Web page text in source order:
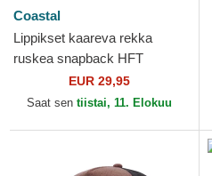
Coastal
Lippikset kaareva rekka
ruskea snapback HFT
EUR 29,95
Saat sen tiistai, 11. Elokuu